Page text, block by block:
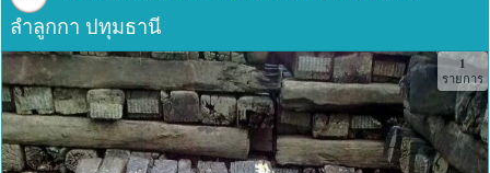
ลำลูกกา ปทุมธานี
1
รายการ